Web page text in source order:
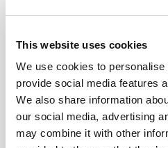
This website uses cookies
We use cookies to
provide social media features
We also share information
our social media, advertising
may combine it with other